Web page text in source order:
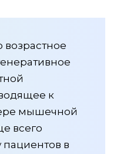
возрастное
к
мышечной
всего
в